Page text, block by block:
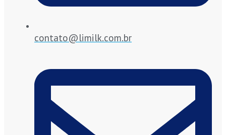
contato@limilk.com.br